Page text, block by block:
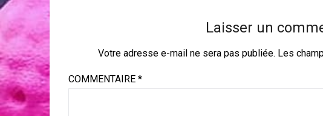
Laisser un
Votre adresse e-mail ne sera pas publiée. Les
COMMENTAIRE*